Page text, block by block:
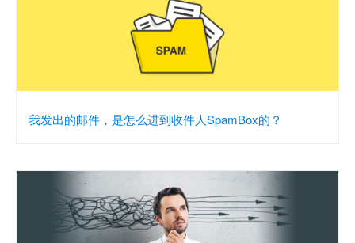
我发出的邮件，是怎么进到收件人SpamBox的？